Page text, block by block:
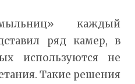
каждый
ряд камер, в
используются не
Такие решения